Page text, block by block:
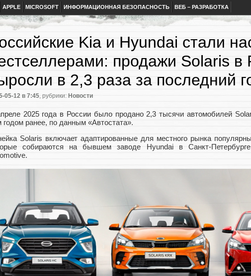
APPLE MICROSOFT ИНФОРМАЦИОННАЯ БЕЗОПАСНОСТЬ ВЕБ – РАЗРАБОТКА
Kia и Hyundai стали
продажи Solaris в
в 2,3 раза за последний
05-12 в 7:45, рубрики: Новости
2025 года в России было продано 2,3 тысячи автомобилей
годом ранее, по данным «Автостата».
Solaris включает адаптированные для местного рынка
собираются на бывшем заводе Hyundai в Санкт-